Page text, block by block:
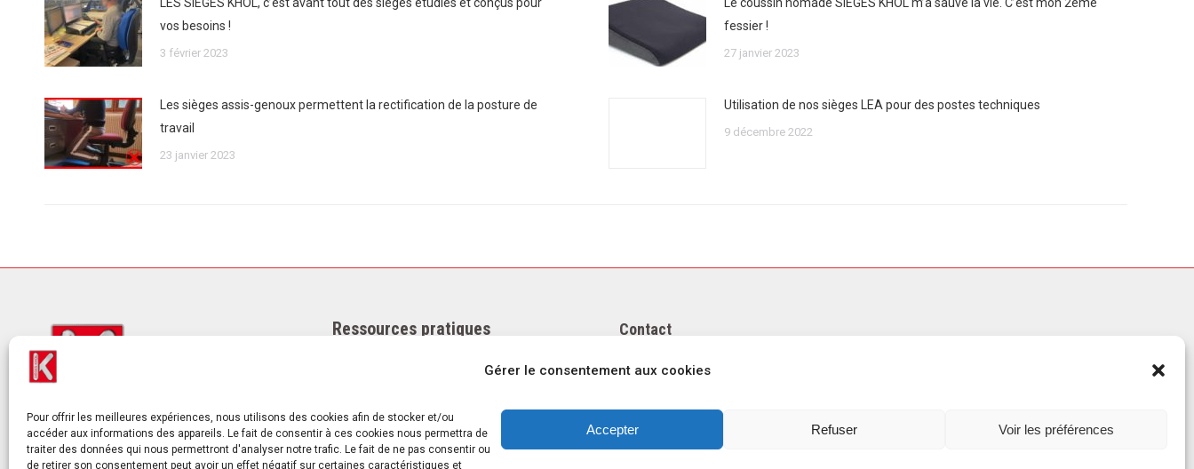
Gérer le consentement aux cookies
Pour offrir les meilleures expériences, nous utilisons des cookies afin de stocker et/ou
accéder aux informations des appareils. Le fait de consentir à ces cookies nous permettra de
traiter des données qui nous permettront d'analyser notre trafic. Le fait de ne pas consentir ou
de retirer son consentement peut avoir un effet négatif sur certaines caractéristiques et
Accepter Refuser Voir les préférences
vos besoins !
3 février 2023
fessier !
27 janvier 2023
Les sièges assis-genoux permettent la rectification de la posture de
travail
23 janvier 2023
Utilisation de nos sièges LEA pour des postes techniques
9 décembre 2022
Facebook LinkedIn Pinterest Twitter
Ressources pratiques
Qui sommes-nous
Actualités
Contact
Tassigny
Zone industrielle